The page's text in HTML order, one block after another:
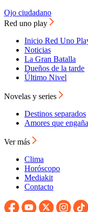
Ojo ciudadano
Red uno play
Inicio Red Uno
Noticias
La Gran Batalla
Dueños de la tarde
Último Nivel
Novelas y series
Destinos separados
Amores que
Ver más
Clima
Horóscopo
Mediakit
Contacto